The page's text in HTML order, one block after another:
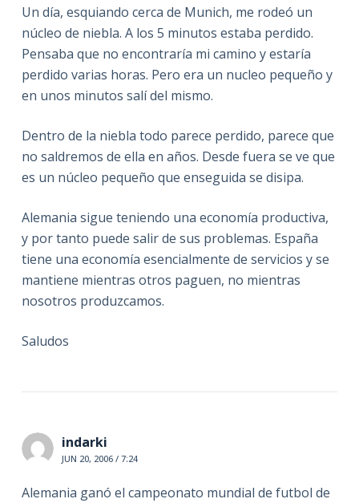
Un día, esquiando cerca de Munich, me rodeó un
núcleo de niebla. A los 5 minutos estaba perdido.
Pensaba que no encontraría mi camino y estaría
perdido varias horas. Pero era un nucleo pequeño y
en unos minutos salí del mismo.
Dentro de la niebla todo parece perdido, parece que
no saldremos de ella en años. Desde fuera se ve que
es un núcleo pequeño que enseguida se disipa.
Alemania sigue teniendo una economía productiva,
y por tanto puede salir de sus problemas. España
tiene una economía esencialmente de servicios y se
mantiene mientras otros paguen, no mientras
nosotros produzcamos.
Saludos
indarki
JUN 20, 2006 / 7:24
Alemania ganó el campeonato mundial de futbol de